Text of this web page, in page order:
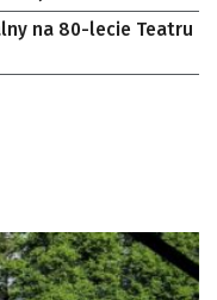
na 80-lecie Teatru